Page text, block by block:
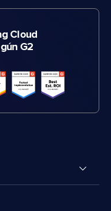
Cloud
G2